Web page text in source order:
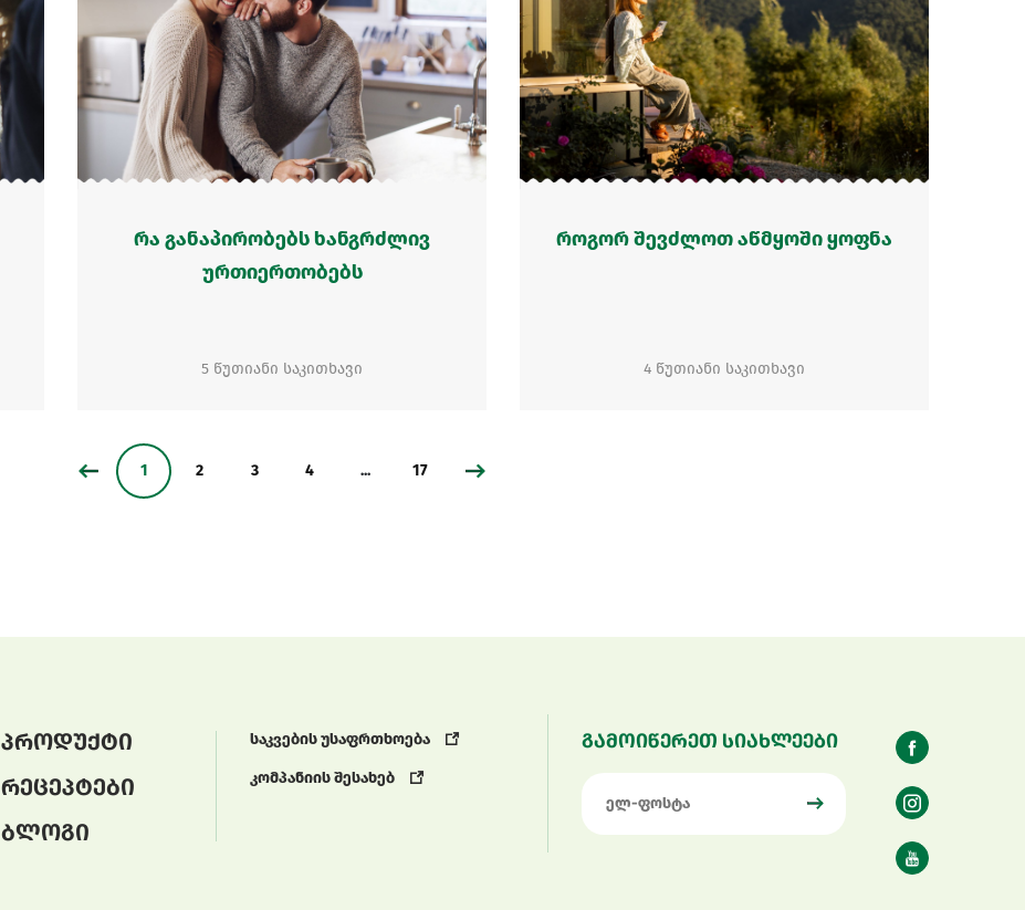
რა განაპირობებს ხანგრძლივ
ურთიერთობებს
5 წუთიანი საკითხავი
როგორ შევძლოთ აწმყოში ყოფნა
4 წუთიანი საკითხავი
1 2 3 4 ... 17
პროდუქტი
რეცეპტები
ბლოგი
საკვების უსაფრთხოება
კომპანიის შესახებ
გამოიწერეთ სიახლეები